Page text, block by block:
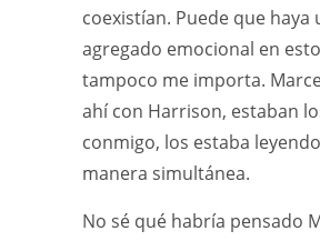
coexistían. Puede que haya
agregado emocional en
tampoco me importa.
ahí con Harrison, estaban
conmigo, los estaba
manera simultánea.
No sé qué habría pensado